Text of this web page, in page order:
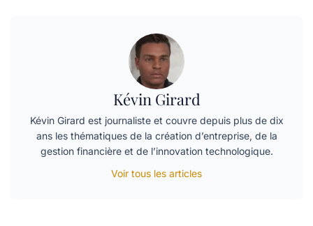
Kévin Girard
Kévin Girard est journaliste et couvre depuis plus de dix
ans les thématiques de la création d’entreprise, de la
gestion financière et de l’innovation technologique.
Voir tous les articles